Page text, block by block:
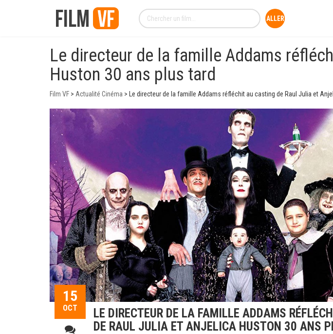
Le directeur de la famille Addams
Huston 30 ans plus tard
Film VF > Actualité Cinéma > Le directeur de la famille Addams réfléchit au casting de Raul Julia et
15
OCT
LE DIRECTEUR DE LA FAMILLE ADDAMS
DE RAUL JULIA ET ANJELICA HUSTON 30 ANS